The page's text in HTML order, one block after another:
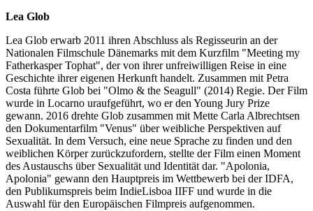
Lea Glob
Lea Glob erwarb 2011 ihren Abschluss als Regisseurin an der
Nationalen Filmschule Dänemarks mit dem Kurzfilm "Meeting my
Fatherkasper Tophat", der von ihrer unfreiwilligen Reise in eine
Geschichte ihrer eigenen Herkunft handelt. Zusammen mit Petra
Costa führte Glob bei "Olmo & the Seagull" (2014) Regie. Der Film
wurde in Locarno uraufgeführt, wo er den Young Jury Prize
gewann. 2016 drehte Glob zusammen mit Mette Carla Albrechtsen
den Dokumentarfilm "Venus" über weibliche Perspektiven auf
Sexualität. In dem Versuch, eine neue Sprache zu finden und den
weiblichen Körper zurückzufordern, stellte der Film einen Moment
des Austauschs über Sexualität und Identität dar. "Apolonia,
Apolonia" gewann den Hauptpreis im Wettbewerb bei der IDFA,
den Publikumspreis beim IndieLisboa IIFF und wurde in die
Auswahl für den Europäischen Filmpreis aufgenommen.